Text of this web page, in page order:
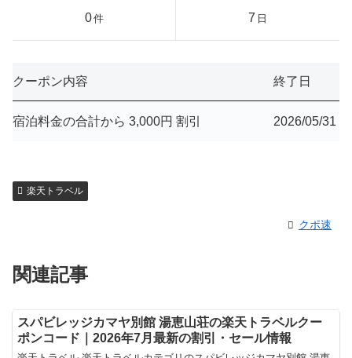
0件
7 日
クーポン内容 終了日
宿泊料金の合計から 3,000円 割引 2026/05/31
楽天トラベル
クポ速
関連記事
スパビレッジカマヤ別館 湯恵山荘の楽天トラベルクー
ポンコード｜2026年7月最新の割引・セール情報